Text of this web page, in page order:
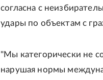
согласна с
удары по объектам с
"Мы категорически не
нарушая нормы